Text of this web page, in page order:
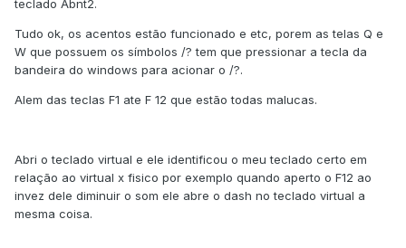
teclado Abnt2.
Tudo ok, os acentos estão funcionado e etc, porem as telas Q e
W que possuem os símbolos /? tem que pressionar a tecla da
bandeira do windows para acionar o /?.
Alem das teclas F1 ate F 12 que estão todas malucas.
Abri o teclado virtual e ele identificou o meu teclado certo em
relação ao virtual x fisico por exemplo quando aperto o F12 ao
invez dele diminuir o som ele abre o dash no teclado virtual a
mesma coisa.